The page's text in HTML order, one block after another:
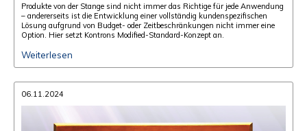
Produkte von der Stange sind nicht immer das Richtige für jede Anwendung
– andererseits ist die Entwicklung einer vollständig kundenspezifischen
Lösung aufgrund von Budget- oder Zeitbeschränkungen nicht immer eine
Option. Hier setzt Kontrons Modified-Standard-Konzept an.
Weiterlesen
06.11.2024